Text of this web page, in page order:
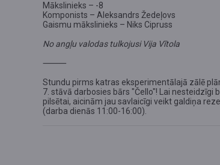
Mākslinieks – -8
Komponists – Aleksandrs Žedeļovs
Gaismu mākslinieks – Niks Cipruss
No angļu valodas tulkojusi Vija Vītola
⸻
Stundu pirms katras eksperimentālajā zālē
7. stāvā darbosies bārs "Čello"!
Lai
pilsētai, aicinām jau savlaicīgi veikt galdiņa
(darba dienās 11:00-16:00)